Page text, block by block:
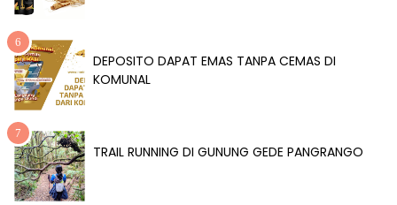
DEPOSITO DAPAT EMAS TANPA CEMAS DI
KOMUNAL
TRAIL RUNNING DI GUNUNG GEDE PANGRANGO